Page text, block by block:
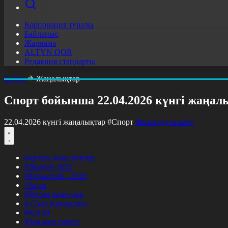
Корпорация туралы
Байланыс
Жарнама
ALTYN QOR
Редакция стандарты
Басты
Жаңалықтар
Спорт бойынша 22.04.2026 күнгі
22.04.2026 күнгі жаңалықтар #Спорт Фильтрді тазалау
Барлық жаңалықтар
#Жолдау 2025
#Құрылтай - 2026
#Апта
#Ресми оқиғалар
#«Таза Қазақстан»
#Қоғам
#Заң мен тәртіп